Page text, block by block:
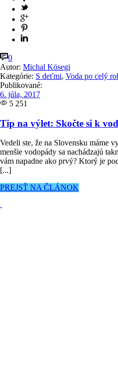
0
Autor: Michal Kösegi
Kategórie: S deťmi, Voda po celý
Publikované:
6. júla, 2017
5 251
Tip na výlet: Skočte si k
Vedeli ste, že na Slovensku máme
menšie vodopády sa nachádzajú
vám napadne ako prvý? Ktorý je
[...]
PREJSŤ NA ČLÁNOK